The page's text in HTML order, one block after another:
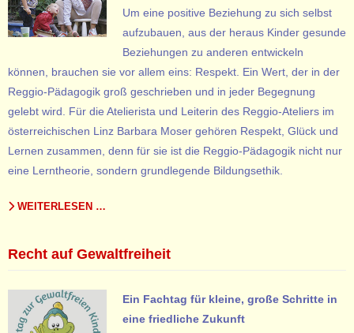
Um eine positive Beziehung zu sich selbst
aufzubauen, aus der heraus Kinder gesunde
Beziehungen zu anderen entwickeln
können, brauchen sie vor allem eins: Respekt. Ein Wert, der in der
Reggio-Pädagogik groß geschrieben und in jeder Begegnung
gelebt wird. Für die Atelierista und Leiterin des Reggio-Ateliers im
österreichischen Linz Barbara Moser gehören Respekt, Glück und
Lernen zusammen, denn für sie ist die Reggio-Pädagogik nicht nur
eine Lerntheorie, sondern grundlegende Bildungsethik.
WEITERLESEN …
Recht auf Gewaltfreiheit
Ein Fachtag für kleine, große Schritte in
eine friedliche Zukunft